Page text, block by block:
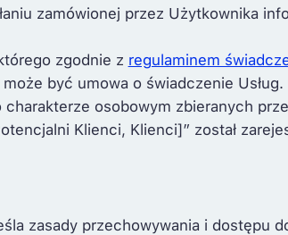
zamówionej przez Użytkownika
zgodnie z regulaminem
być umowa o świadczenie Usług.
osobowym zbieranych
Klienci, Klienci]” został
zasady przechowywania i dostępu